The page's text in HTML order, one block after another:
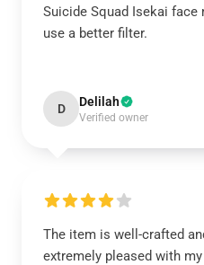
Suicide Squad Isekai
use a better filter.
D Delilah
Verified owner
The item is well-crafted
extremely pleased with